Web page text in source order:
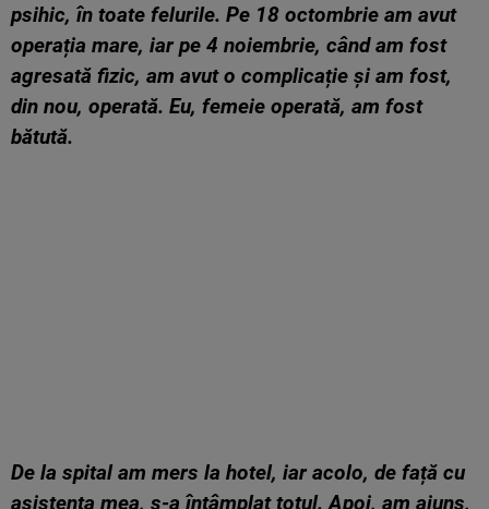
psihic, în toate felurile. Pe 18 octombrie am avut
operația mare, iar pe 4 noiembrie, când am fost
agresată fizic, am avut o complicație și am fost,
din nou, operată. Eu, femeie operată, am fost
bătută.
De la spital am mers la hotel, iar acolo, de față cu
asistenta mea, s-a întâmplat totul. Apoi, am ajuns,